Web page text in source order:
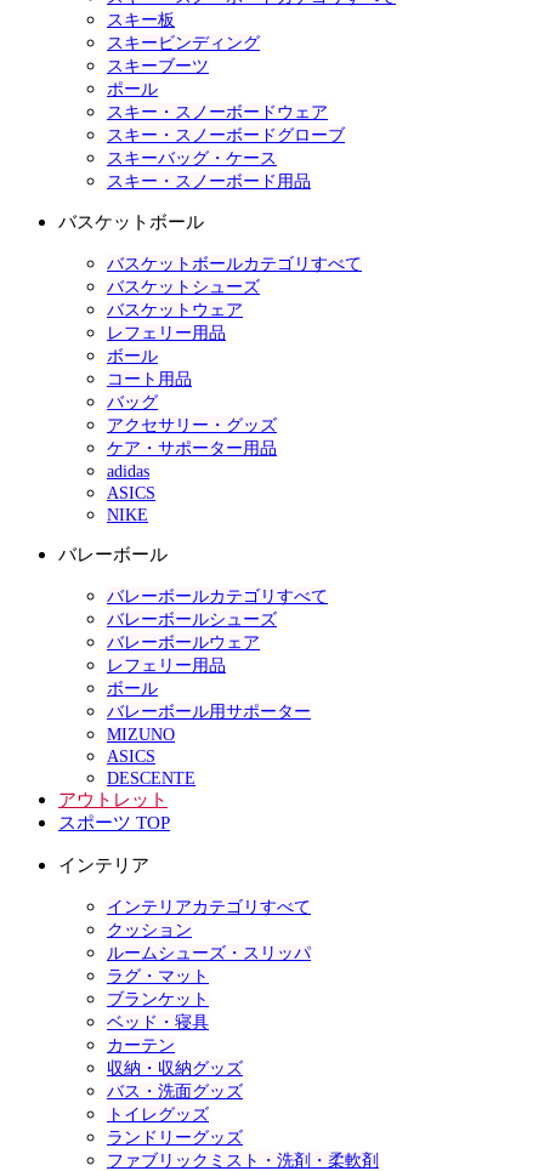
スキー板
スキービンディング
スキーブーツ
ポール
スキー・スノーボードウェア
スキー・スノーボードグローブ
スキーバッグ・ケース
スキー・スノーボード用品
バスケットボール
バスケットボールカテゴリすべて
バスケットシューズ
バスケットウェア
レフェリー用品
ボール
コート用品
バッグ
アクセサリー・グッズ
ケア・サポーター用品
adidas
ASICS
NIKE
バレーボール
バレーボールカテゴリすべて
バレーボールシューズ
バレーボールウェア
レフェリー用品
ボール
バレーボール用サポーター
MIZUNO
ASICS
DESCENTE
アウトレット
スポーツ TOP
インテリア
インテリアカテゴリすべて
クッション
ルームシューズ・スリッパ
ラグ・マット
ブランケット
ベッド・寝具
カーテン
収納・収納グッズ
バス・洗面グッズ
トイレグッズ
ランドリーグッズ
ファブリックミスト・洗剤・柔軟剤